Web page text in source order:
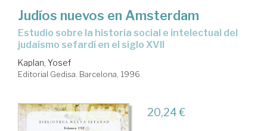
Judíos nuevos en Amsterdam
estudio sobre la historia social e intelectual del
judaísmo sefardí en el siglo XVII
Kaplan, Yosef
Editorial Gedisa. Barcelona, 1996
20,24 €